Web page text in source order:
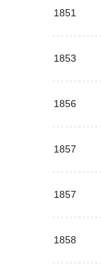
1851
1853
1856
1857
1857
1858